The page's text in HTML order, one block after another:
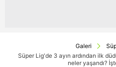
Galeri
Süper Lig'de 3 ayın ardından ilk
neler yaşandı?